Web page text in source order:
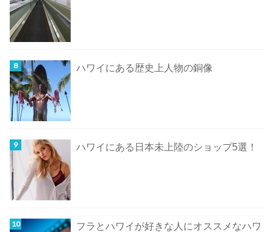
ハワイにある歴史上人物の銅像
ハワイにある日本未上陸のショップ5選！
フラとハワイが好きな人にオススメなハワ